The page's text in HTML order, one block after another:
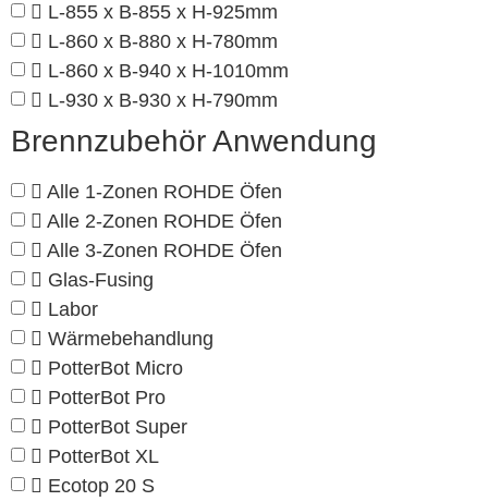
L-855 x B-855 x H-925mm
L-860 x B-880 x H-780mm
L-860 x B-940 x H-1010mm
L-930 x B-930 x H-790mm
Brennzubehör Anwendung
Alle 1-Zonen ROHDE Öfen
Alle 2-Zonen ROHDE Öfen
Alle 3-Zonen ROHDE Öfen
Glas-Fusing
Labor
Wärmebehandlung
PotterBot Micro
PotterBot Pro
PotterBot Super
PotterBot XL
Ecotop 20 S